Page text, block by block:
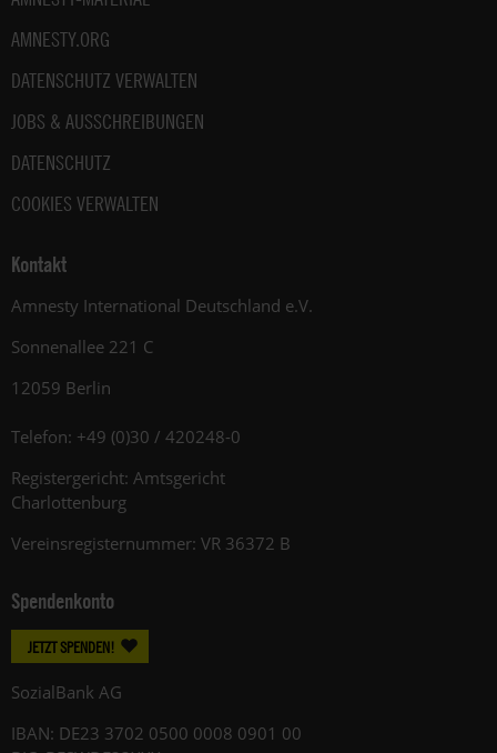
AMNESTY.ORG
DATENSCHUTZ VERWALTEN
JOBS & AUSSCHREIBUNGEN
DATENSCHUTZ
COOKIES VERWALTEN
Kontakt
Amnesty International Deutschland e.V.
Sonnenallee 221 C
12059 Berlin
Telefon: +49 (0)30 / 420248-0
Registergericht: Amtsgericht
Charlottenburg
Vereinsregisternummer: VR 36372 B
Spendenkonto
JETZT SPENDEN!
SozialBank AG
IBAN: DE23 3702 0500 0008 0901 00